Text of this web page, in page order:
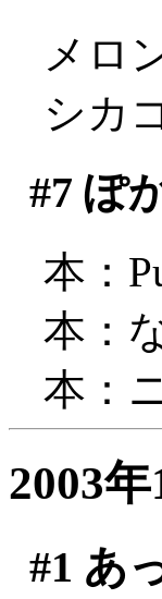
メロ
シカ
#7 ぽ
本：
本：
本：
2003
#1 あ